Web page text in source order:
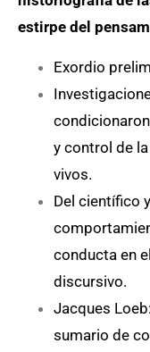
estirpe del
Exordio
y control de
vivos.
Del científico
conducta en
discursivo.
Jacques
sumario de